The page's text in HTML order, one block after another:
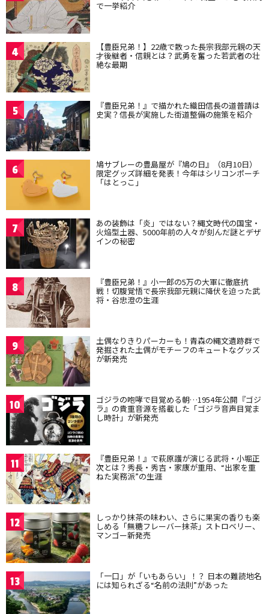
で一挙紹介
4 【豊臣兄弟！】22歳で散った長宗我部元親の天
才後継者・信親とは？武勇を奮った若武者の壮
絶な最期
5 『豊臣兄弟！』で描かれた織田信長の道普請は
史実？信長が実施した街道整備の施策を紹介
6 鳩サブレーの豊島屋が『鳩の日』（8月10日）
限定グッズ詳細を発表！今年はシリコンポーチ
「はとっこ」
7 あの装飾は「炎」ではない？縄文時代の国宝・
火焔型土器、5000年前の人々が刻んだ謎とデザ
インの秘密
8 『豊臣兄弟！』小一郎の5万の大軍に徹底抗
戦！切腹覚悟で長宗我部元親に降伏を迫った武
将・谷忠澄の生涯
9 土偶なりきりパーカーも！青森の縄文遺跡群で
発掘された土偶がモチーフのキュートなグッズ
が新発売
10 ゴジラの咆哮で目覚める朝…1954年公開『ゴジ
ラ』の貴重音源を搭載した「ゴジラ音声目覚ま
し時計」が新発売
11 『豊臣兄弟！』で萩原護が演じる武将・小堀正
次とは？秀長・秀吉・家康が重用、“出家を重
ねた実務派”の生涯
12 しっかり抹茶の味わい、さらに果実の香りも楽
しめる「無糖フレーバー抹茶」ストロベリー、
マンゴー新発売
13 「一口」が「いもあらい」！？ 日本の難読地名
には知られざる“名前の法則”があった